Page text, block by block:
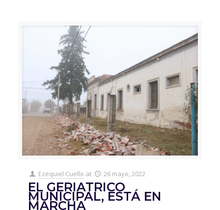
Ezequiel Cuello at 26 mayo, 2022
EL GERIATRICO
MUNICIPAL, ESTÁ EN
MARCHA